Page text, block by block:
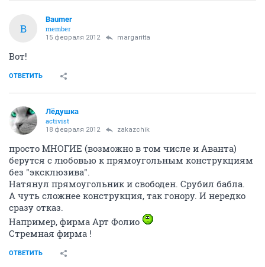
B
Baumer
member
15 февраля 2012 margaritta
Вот!
ОТВЕТИТЬ
Лёдушка
activist
18 февраля 2012 zakazchik
просто МНОГИЕ (возможно в том числе и Аванта)
берутся с любовью к прямоугольным конструкциям
без "эксклюзива".
Натянул прямоугольник и свободен. Срубил бабла.
А чуть сложнее конструкция, так гонору. И нередко
сразу отказ.
Например, фирма Арт Фолио
Стремная фирма !
ОТВЕТИТЬ